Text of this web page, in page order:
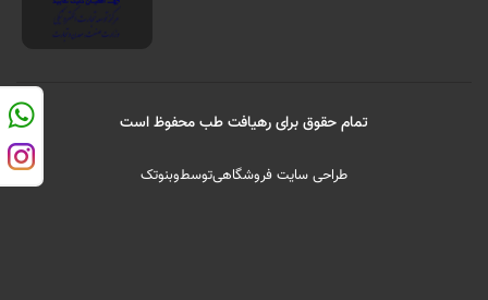
تمام حقوق برای رهیافت طب محفوظ است
طراحی سایت فروشگاهیتوسطوبنوتک